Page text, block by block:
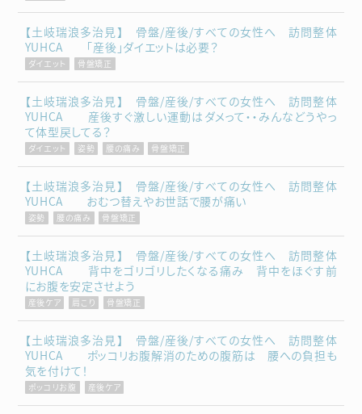
【土岐瑞浪多治見】 骨盤/産後/すべての女性へ 訪問整体
YUHCA 「産後」ダイエットは必要？
ダイエット 骨盤矯正
【土岐瑞浪多治見】 骨盤/産後/すべての女性へ 訪問整体
YUHCA 産後すぐ激しい運動はダメって・・みんなどうやっ
て体型戻してる？
ダイエット 姿勢 腰の痛み 骨盤矯正
【土岐瑞浪多治見】 骨盤/産後/すべての女性へ 訪問整体
YUHCA おむつ替えやお世話で腰が痛い
姿勢 腰の痛み 骨盤矯正
【土岐瑞浪多治見】 骨盤/産後/すべての女性へ 訪問整体
YUHCA 背中をゴリゴリしたくなる痛み 背中をほぐす前
にお腹を安定させよう
産後ケア 肩こり 骨盤矯正
【土岐瑞浪多治見】 骨盤/産後/すべての女性へ 訪問整体
YUHCA ポッコリお腹解消のための腹筋は 腰への負担も
気を付けて！
ポッコリお腹 産後ケア